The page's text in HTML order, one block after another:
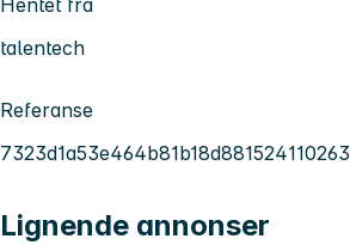
Hentet fra
talentech
Referanse
7323d1a53e464b81b18d881524110263
Lignende annonser